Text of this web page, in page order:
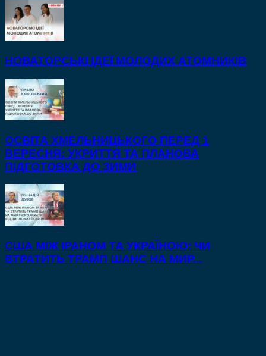
НОВАТОРСЬКІ ІДЕЇ МОЛОДИХ АТОМНИКІВ
ОСВІТА ХМЕЛЬНИЦЬКОГО ПЕРЕД 1
ВЕРЕСНЯ: УКРИТТЯ ТА ПЛАНОВА
ПІДГОТОВКА ДО ЗИМИ
США МІЖ ІРАНОМ ТА УКРАЇНОЮ: ЧИ
ВТРАТИТЬ ТРАМП ШАНС НА МИР...